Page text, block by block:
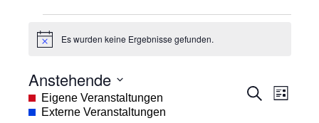
Veranstaltungen
HinweisEs wurden keine Ergebnisse gefunden.
Suche
Liste
Anstehende
Datum
wählen.
Eigene Veranstaltungen
Externe Veranstaltungen